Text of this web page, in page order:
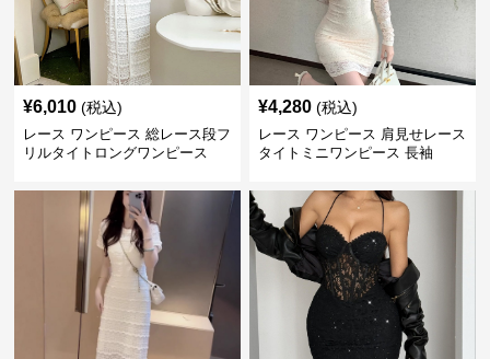
¥6,010 (税込)
レース ワンピース 総レース段フ
リルタイトロングワンピース
¥4,280 (税込)
レース ワンピース 肩見せレース
タイトミニワンピース 長袖